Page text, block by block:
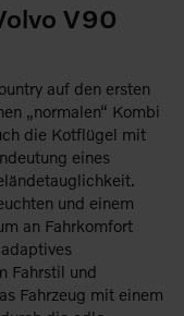
V90
auf den ersten
„normalen“ Kombi
die Kotflügel mit
eines
und einem
an Fahrkomfort
Fahrstil und
Fahrzeug mit einem